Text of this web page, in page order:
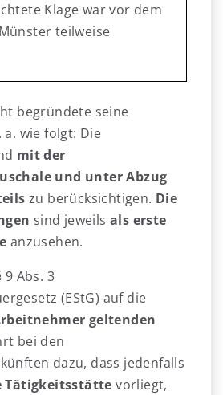
Klage war vor dem
teilweise
begründete seine
wie folgt: Die
mit der
und unter Abzug
zu berücksichtigen. Die
sind jeweilsals erste
anzusehen.
9 Abs. 3
(EStG) auf die
geltenden
bei den
dazu, dass jedenfalls
Tätigkeitsstätte vorliegt,